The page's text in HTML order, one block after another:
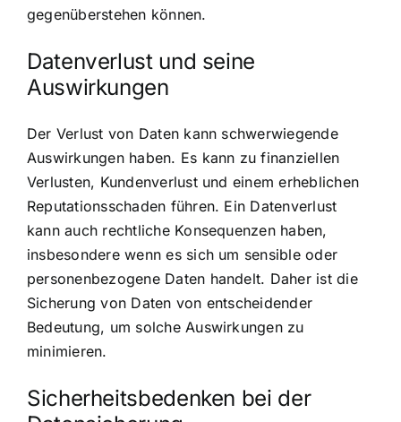
gegenüberstehen können.
Datenverlust und seine
Auswirkungen
Der Verlust von Daten kann schwerwiegende
Auswirkungen haben. Es kann zu finanziellen
Verlusten, Kundenverlust und einem erheblichen
Reputationsschaden führen. Ein Datenverlust
kann auch rechtliche Konsequenzen haben,
insbesondere wenn es sich um sensible oder
personenbezogene Daten handelt. Daher ist die
Sicherung von Daten von entscheidender
Bedeutung, um solche Auswirkungen zu
minimieren.
Sicherheitsbedenken bei der